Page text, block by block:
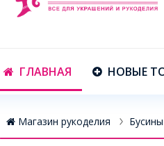
ГЛАВНАЯ НОВЫЕ
Магазин рукоделия Бусины